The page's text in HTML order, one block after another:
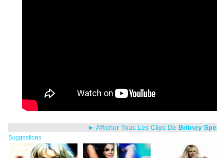
► Afficher Tous Les Clips De Britney
Suggestions